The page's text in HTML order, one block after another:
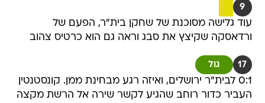
9
עוד גלישה מסוכנת של שחקן בית"ר, הפעם של
ורדאסקה שקיצץ את סבג וראה גם הוא כרטיס צהוב
17 גול
0:1 לבית"ר ירושלים, ואיזה רגע מבחינת ממן. קונסטנטין
העביר כדור רוחב שהגיע לקשר שירה אל הרשת מקצה